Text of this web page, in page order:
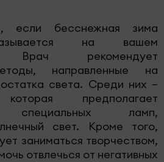
если бесснежная зима
на вашем
Врач рекомендует
направленные на
света. Среди них –
которая предполагает
специальных ламп,
свет. Кроме того,
заниматься творчеством,
отвлечься от негативных